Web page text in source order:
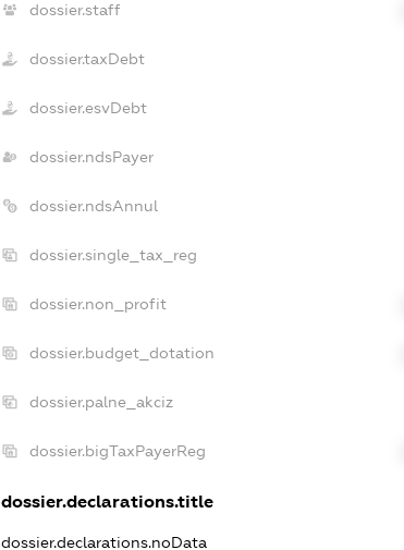
dossier.staff
dossier.taxDebt
dossier.esvDebt
dossier.ndsPayer
dossier.ndsAnnul
dossier.single_tax_reg
dossier.non_profit
dossier.budget_dotation
dossier.palne_akciz
dossier.bigTaxPayerReg
dossier.declarations.title
dossier.declarations.noData